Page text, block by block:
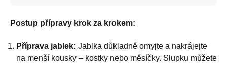
Postup přípravy krok za krokem:
Příprava jablek: Jablka důkladně omyjte a nakrájejte
na menší kousky – kostky nebo měsíčky. Slupku můžete